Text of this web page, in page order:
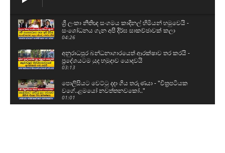
ශ්‍රී ලංකා නීතිඥ සංගමය කාදිනල් හිමියන් හමුවෙයි -
සංශෝධනය ගැන අපි දීර්ඝ සාකච්ඡාවක් කලා
04:26
අනුරාධපුර බන්ධනාගාරයෙත් ආරක්ෂාව තර කරයි -
ප්‍රදේශයටම යුද හමුදාව යොදවයි
03:13
පොලිසියට වෙට්ටු දදා ගිය තරුණයා - "චිත්‍රපටියක
වගේ..ළමයෝ නවත්තනවකෝ.."
01:01